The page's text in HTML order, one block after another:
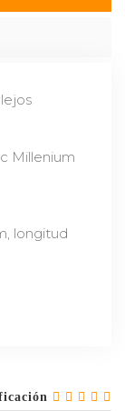
Millenium
longitud